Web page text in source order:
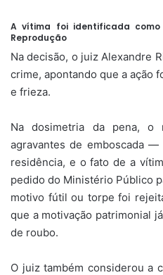
A vítima foi identificada
Reprodução
Na decisão, o juiz Alexandre
crime, apontando que a ação
e frieza.
Na dosimetria da pena, o
agravantes de emboscada
residência, e o fato de a
pedido do Ministério Público
motivo fútil ou torpe foi
que a motivação patrimonial
de roubo.
O juiz também considerou a